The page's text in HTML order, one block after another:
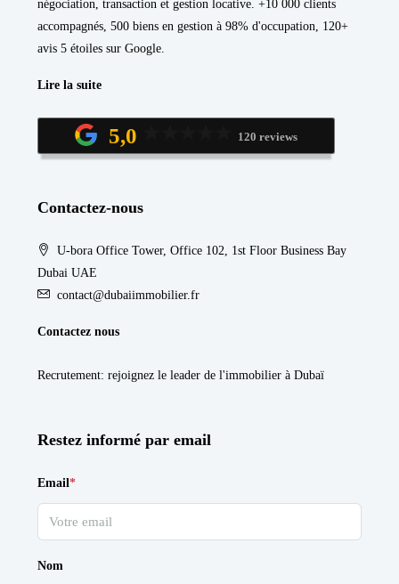
négociation, transaction et gestion locative. +10 000 clients
accompagnés, 500 biens en gestion à 98% d'occupation, 120+
avis 5 étoiles sur Google.
Lire la suite
5,0 120 reviews
Contactez-nous
U-bora Office Tower, Office 102, 1st Floor Business Bay
Dubai UAE
contact@dubaiimmobilier.fr
Contactez nous
Recrutement: rejoignez le leader de l'immobilier à Dubaï
Restez informé par email
Email*
Nom